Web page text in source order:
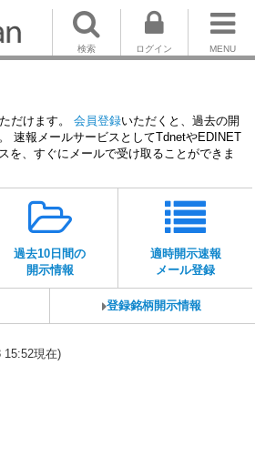
MENU
ログイン
検索
だけます。 会員登録いただくと、過去の開
速報メールサービスとしてTdnetやEDINET
を、すぐにメールで受け取ることができま
過去10日間の
開示情報
適時開示速報
メール登録
登録銘柄開示情報
15:52現在)